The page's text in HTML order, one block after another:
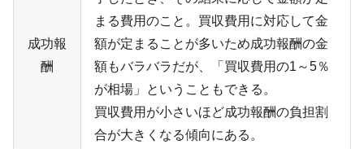
成功報
酬
まる費用のこと。買収費用に対応して金
額が定まることが多いため成功報酬の金
額もバラバラだが、「買収費用の1 ～5％
が相場」ということもできる。
買収費用が小さいほど成功報酬の負担割
合が大きくなる傾向にある。